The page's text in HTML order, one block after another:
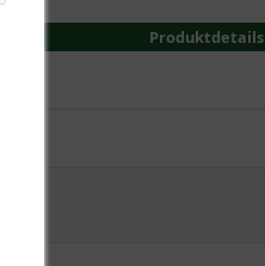
Produktdetails